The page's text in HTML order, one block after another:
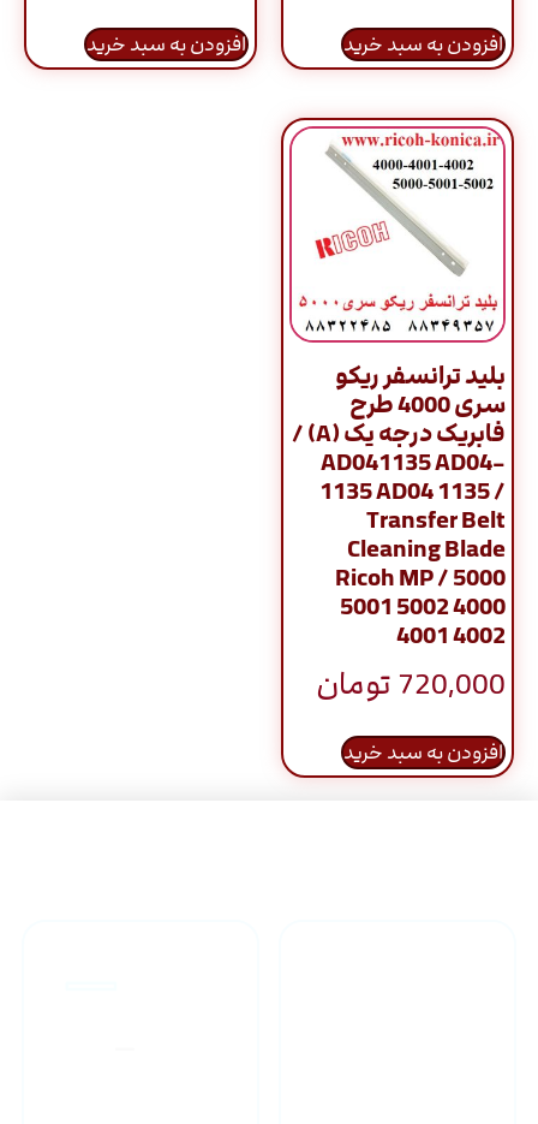
افزودن به سبد خرید افزودن به سبد خرید
بلید ترانسفر ریکو
سری 4000 طرح
فابریک درجه یک (A) /
AD041135 AD04-
1135 AD04 1135 /
Transfer Belt
Cleaning Blade
Ricoh MP / 5000
5001 5002 4000
4001 4002
720,000 تومان
افزودن به سبد خرید